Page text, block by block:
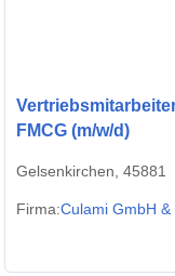
FMCG (m/w/d)
Gelsenkirchen, 45881
Firma:Culami GmbH &